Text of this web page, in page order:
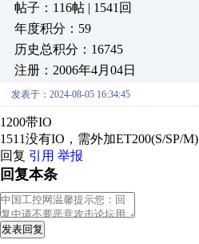
帖子：116帖 | 1541回
年度积分：59
历史总积分：16745
注册：2006年4月04日
发表于：2024-08-05 16:34:45
1200带IO
1511没有IO，需外加ET200(S/SP/M)
回复 引用 举报
回复本条
发表回复